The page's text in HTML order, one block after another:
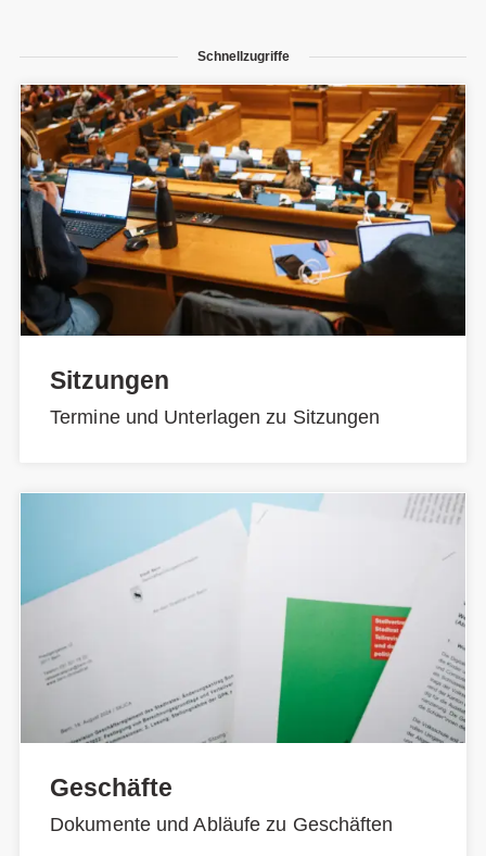
Schnellzugriffe
Sitzungen
Termine und Unterlagen zu Sitzungen
Geschäfte
Dokumente und Abläufe zu Geschäften